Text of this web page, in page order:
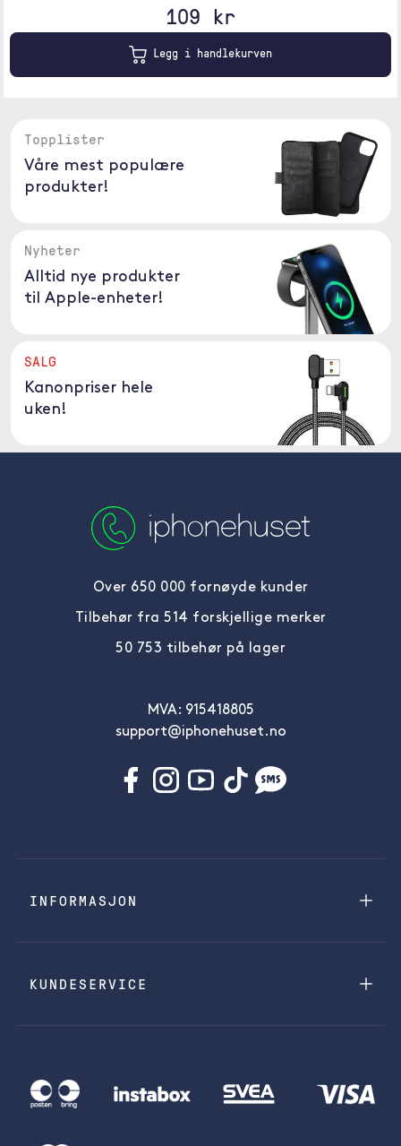
109 kr
Legg i handlekurven
Topplister
Våre mest populære
produkter!
Nyheter
Alltid nye produkter
til Apple-enheter!
SALG
Kanonpriser hele
uken!
Over 650 000 fornøyde kunder
Tilbehør fra 514 forskjellige merker
50 753 tilbehør på lager
MVA: 915418805
support@iphonehuset.no
INFORMASJON
KUNDESERVICE